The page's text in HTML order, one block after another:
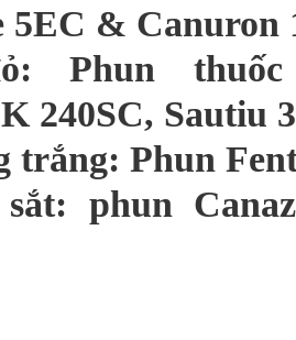
5EC & Canuron
Phun
240SC, Sautiu
trắng: Phun
phun